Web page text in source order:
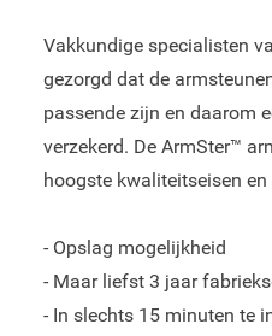
Vakkundige specialisten
gezorgd dat de
passende zijn en daarom
verzekerd. De ArmSter™
hoogste kwaliteitseisen en
- Opslag mogelijkheid
- Maar liefst 3 jaar
- In slechts 15 minuten te